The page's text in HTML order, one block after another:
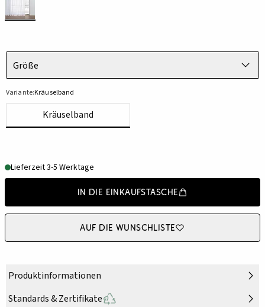
Größe
Variante:Kräuselband
Kräuselband
Lieferzeit 3-5 Werktage
In die Einkaufstasche
Auf die Wunschliste
Produktinformationen
Standards & Zertifikate